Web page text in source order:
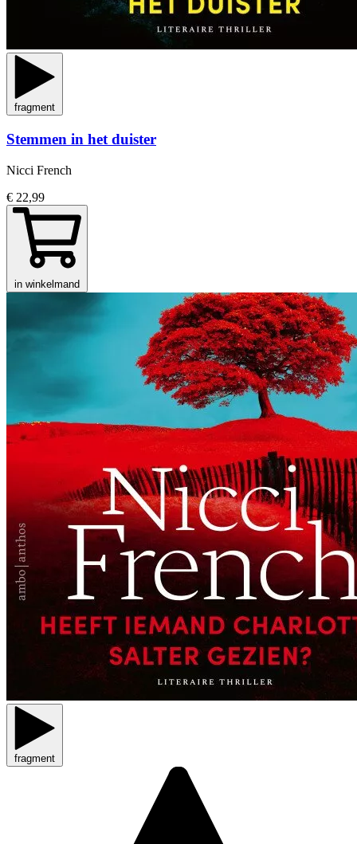
fragment
Stemmen in het duister
Nicci French
€ 22,99
in winkelmand
fragment